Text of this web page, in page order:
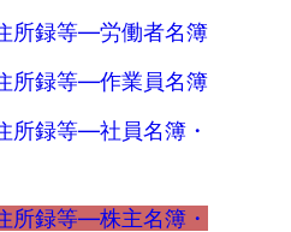
所録等―労働者名簿
所録等―作業員名簿
所録等―社員名簿・
所録等―株主名簿・